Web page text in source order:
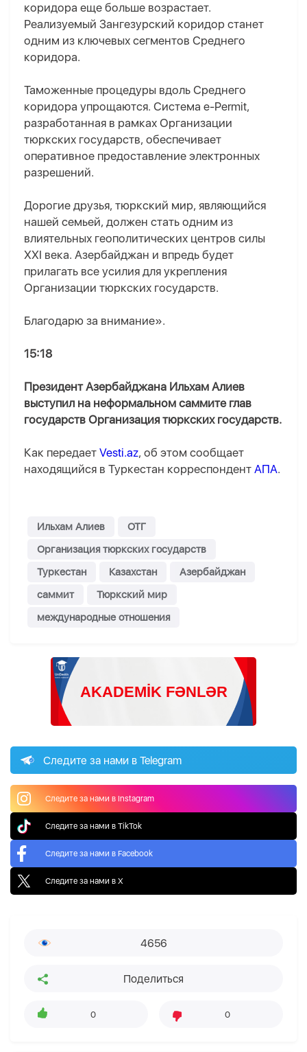
коридора еще больше возрастает.
Реализуемый Зангезурский коридор станет
одним из ключевых сегментов Среднего
коридора.
Таможенные процедуры вдоль Среднего
коридора упрощаются. Система e-Permit,
разработанная в рамках Организации
тюркских государств, обеспечивает
оперативное предоставление электронных
разрешений.
Дорогие друзья, тюркский мир, являющийся
нашей семьей, должен стать одним из
влиятельных геополитических центров силы
XXI века. Азербайджан и впредь будет
прилагать все усилия для укрепления
Организации тюркских государств.
Благодарю за внимание».
15:18
Президент Азербайджана Ильхам Алиев
выступил на неформальном саммите глав
государств Организация тюркских государств.
Как передает Vesti.az, об этом сообщает
находящийся в Туркестан корреспондент АПА.
Ильхам Алиев
ОТГ
Организация тюркских государств
Туркестан
Казахстан
Азербайджан
саммит
Тюркский мир
международные отношения
Следите за нами в Telegram
Следите за нами в Instagram
Следите за нами в TikTok
Следите за нами в Facebook
Следите за нами в X
4656
Поделиться
0 0